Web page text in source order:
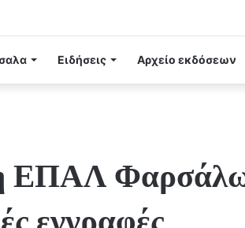
Ειδήσεις Αρχείο εκδόσεων
ΕΠΑΛ